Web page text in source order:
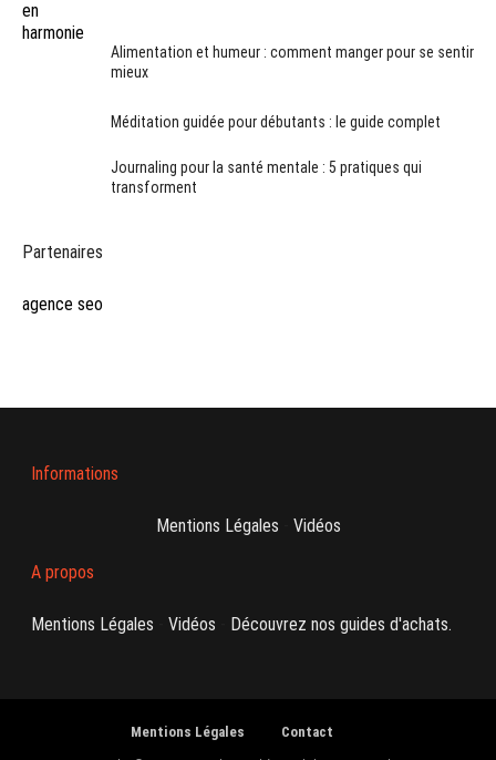
Alimentation et humeur : comment manger pour se sentir
mieux
Méditation guidée pour débutants : le guide complet
Journaling pour la santé mentale : 5 pratiques qui
transforment
Partenaires
agence seo
Informations
Mentions Légales Vidéos
A propos
Mentions Légales Vidéos Découvrez nos guides d'achats.
Mentions Légales
Contact